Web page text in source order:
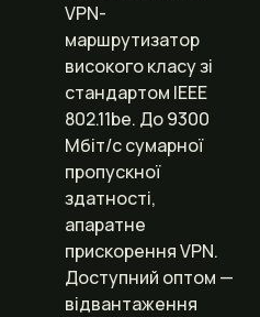
VPN-
маршрутизатор
високого класу зі
стандартом IEEE
802.11be. До 9300
Мбіт/с сумарної
пропускної
здатності,
апаратне
прискорення VPN.
Доступний оптом —
відвантаження